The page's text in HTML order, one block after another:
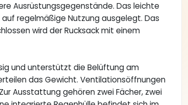
Ausrüstungsgegenstände. Das leichte
regelmäßige Nutzung ausgelegt. Das
wird der Rucksack mit einem
und unterstützt die Belüftung am
das Gewicht. Ventilationsöffnungen
Ausstattung gehören zwei Fächer, zwei